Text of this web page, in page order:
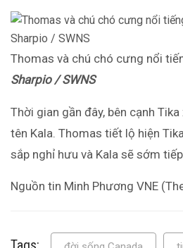
Thomas và chú chó cưng nổi
Sharpio / SWNS
Thời gian gần đây, bên cạnh
tên Kala. Thomas tiết lộ hiện
sắp nghỉ hưu và Kala sẽ sớm
Nguồn tin Minh Phương VNE